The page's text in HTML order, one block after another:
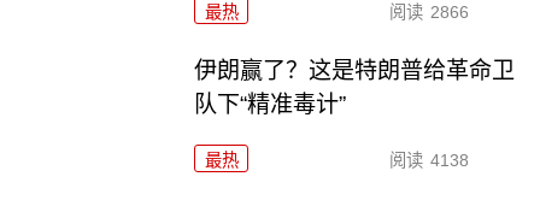
最热 阅读 2866
伊朗赢了？这是特朗普给革命卫
队下“精准毒计”
最热 阅读 4138